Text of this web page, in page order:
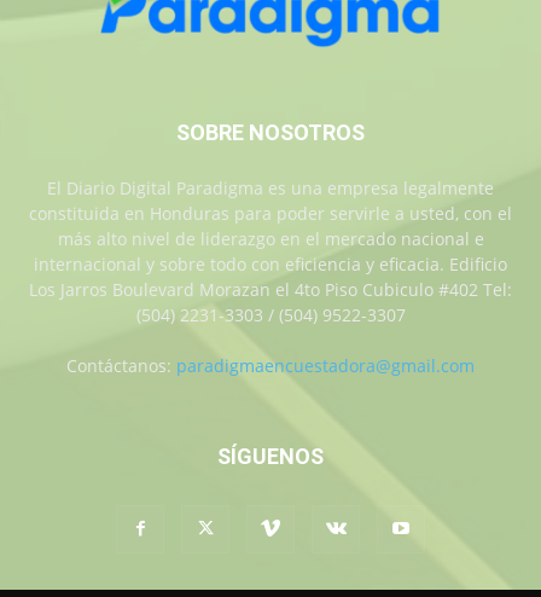
SOBRE NOSOTROS
El Diario Digital Paradigma es una empresa legalmente
constituida en Honduras para poder servirle a usted, con el
más alto nivel de liderazgo en el mercado nacional e
internacional y sobre todo con eficiencia y eficacia. Edificio
Los Jarros Boulevard Morazan el 4to Piso Cubiculo #402 Tel:
(504) 2231-3303 / (504) 9522-3307
Contáctanos: paradigmaencuestadora@gmail.com
SÍGUENOS